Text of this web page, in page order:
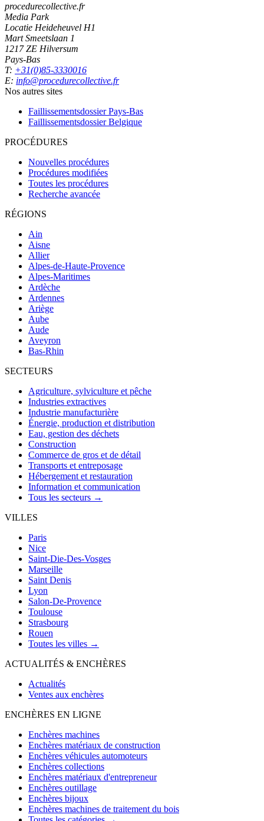
procedurecollective.fr
Media Park
Locatie Heideheuvel H1
Mart Smeetslaan 1
1217 ZE Hilversum
Pays-Bas
T: +31(0)85-3330016
E: info@procedurecollective.fr
Nos autres sites
Faillissementsdossier Pays-Bas
Faillissementsdossier Belgique
PROCÉDURES
Nouvelles procédures
Procédures modifiées
Toutes les procédures
Recherche avancée
RÉGIONS
Ain
Aisne
Allier
Alpes-de-Haute-Provence
Alpes-Maritimes
Ardèche
Ardennes
Ariège
Aube
Aude
Aveyron
Bas-Rhin
SECTEURS
Agriculture, sylviculture et pêche
Industries extractives
Industrie manufacturière
Énergie, production et distribution
Eau, gestion des déchets
Construction
Commerce de gros et de détail
Transports et entreposage
Hébergement et restauration
Information et communication
Tous les secteurs →
VILLES
Paris
Nice
Saint-Die-Des-Vosges
Marseille
Saint Denis
Lyon
Salon-De-Provence
Toulouse
Strasbourg
Rouen
Toutes les villes →
ACTUALITÉS & ENCHÈRES
Actualités
Ventes aux enchères
ENCHÈRES EN LIGNE
Enchères machines
Enchères matériaux de construction
Enchères véhicules automoteurs
Enchères collections
Enchères matériaux d'entrepreneur
Enchères outillage
Enchères bijoux
Enchères machines de traitement du bois